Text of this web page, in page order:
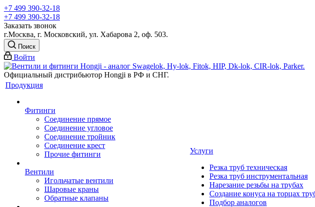
+7 499 390-32-18
+7 499 390-32-18
Заказать звонок
г.Москва, г. Московский, ул. Хабарова 2, оф. 503.
Поиск
Войти
Официальный дистрибьютор Hongji в РФ и СНГ.
Продукция
Фитинги
Соединение прямое
Соединение угловое
Соединение тройник
Соединение крест
Прочие фитинги
Вентили
Игольчатые вентили
Шаровые краны
Обратные клапаны
Услуги
Резка труб техническая
Резка труб инструментальная
Нарезание резьбы на трубах
Создание конуса на торцах
Подбор аналогов